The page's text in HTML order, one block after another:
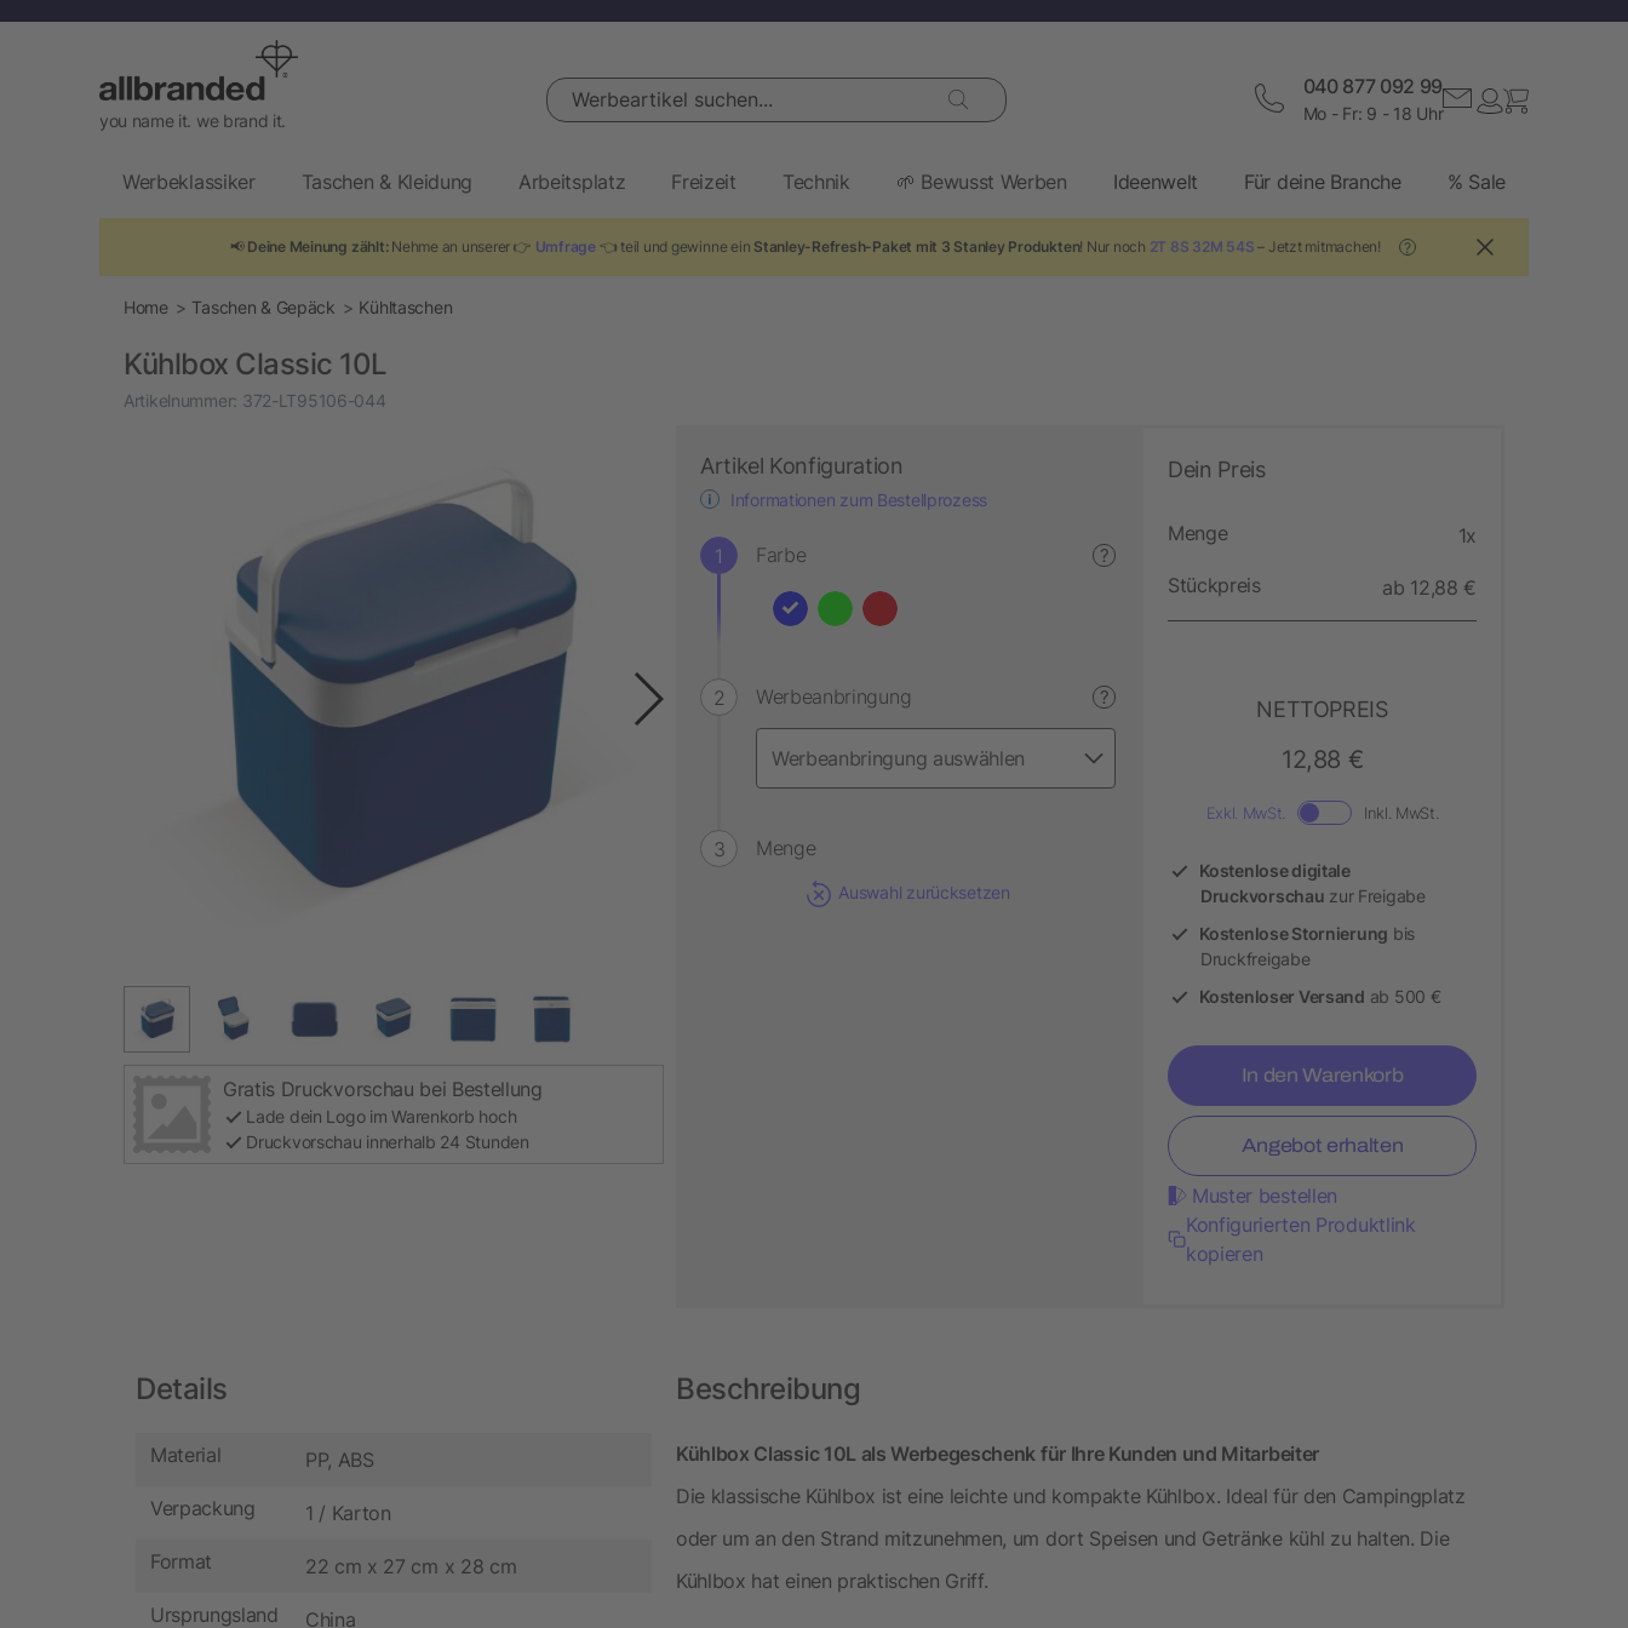
you name it. we brand it.
Werbeartikel suchen... 040 877 092 99
Mo - Fr: 9 - 18 Uhr
Werbeklassiker Taschen & Kleidung Arbeitsplatz Freizeit Technik 🌱 Bewusst Werben Ideenwelt Für deine Branche % Sale
📢 Deine Meinung zählt:Nehme an unserer 👉 Umfrage👈 teil und gewinne ein Stanley-Refresh-Paket mit 3 Stanley Produkten! Nur noch 2T 8S 32M 53S – Jetzt mitmachen! ?
Home Taschen & Gepäck Kühltaschen
Kühlbox Classic 10L
Artikelnummer: 372-LT95106-044
Gratis Druckvorschau bei Bestellung
Lade dein Logo im Warenkorb hoch
Druckvorschau innerhalb 24 Stunden
Artikel Konfiguration
Informationen zum Bestellprozess
Farbe ?
Werbeanbringung ?
Menge
Auswahl zurücksetzen
Dein Preis
Menge 1x
Stückpreis ab 12,88 €
NETTOPREIS
12,88 €
Exkl. MwSt. Inkl. MwSt.
Kostenlose digitale
Druckvorschau zur Freigabe
Kostenlose Stornierung bis
Druckfreigabe
Kostenloser Versand ab 500 €
In den Warenkorb
Angebot erhalten
Muster bestellen
Konfigurierten Produktlink
kopieren
Details
Material PP, ABS
Verpackung 1 / Karton
Format 22 cm x 27 cm x 28 cm
Ursprungsland China
Beschreibung
Kühlbox Classic 10L als Werbegeschenk für Ihre Kunden und Mitarbeiter
Die klassische Kühlbox ist eine leichte und kompakte Kühlbox. Ideal für den Campingplatz
oder um an den Strand mitzunehmen, um dort Speisen und Getränke kühl zu halten. Die
Kühlbox hat einen praktischen Griff.